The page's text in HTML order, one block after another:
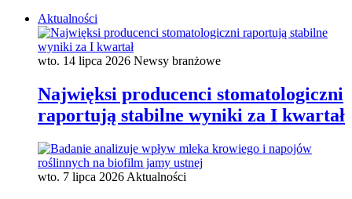
Aktualności
wto. 14 lipca 2026 Newsy branżowe
Najwięksi producenci stomatologiczni
raportują stabilne wyniki za I kwartał
wto. 7 lipca 2026 Aktualności